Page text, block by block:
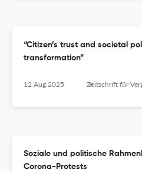
“Citizen’s trust and societal
transformation”
12 Aug 2025 Zeitschrift für Vergleichende
Soziale und politische
Corona-Protests